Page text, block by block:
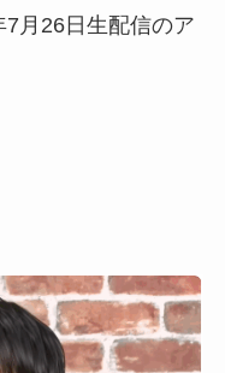
月26日生配信のア